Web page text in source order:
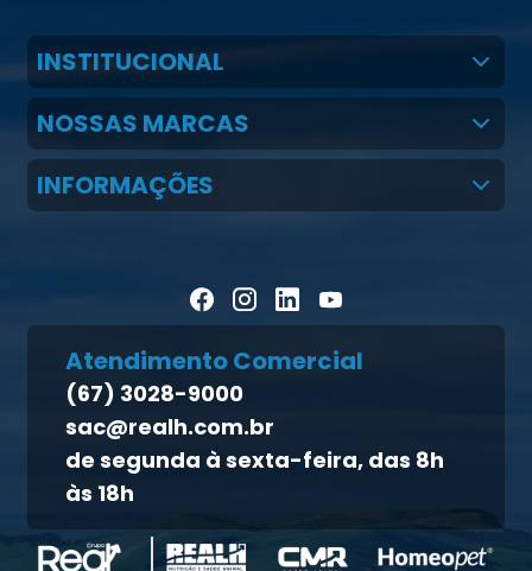
INSTITUCIONAL
Quem Somos
Claudio Martins Real
LGPD
Direito dos titulares
Política de qualidade
Atendimento ao titular
Canal de ética
NOSSAS MARCAS
Real H Nutrição Animal
CMR Saúde
INFORMAÇÕES
Blog Pecuária Forte
Homeopet
Atendimento Comercial
(67) 3028-9000
sac@realh.com.br
de segunda à sexta-feira, das 8h
às 18h